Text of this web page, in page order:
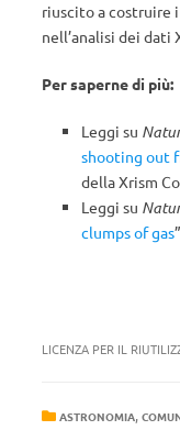
riuscito a costruire
nell’analisi dei dati
Per saperne di più:
Leggi su
shooting out
della Xrism
Leggi su
clumps of gas
LICENZA PER IL
ASTRONOMIA,